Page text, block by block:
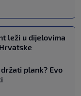
leži u dijelovima
plank? Evo